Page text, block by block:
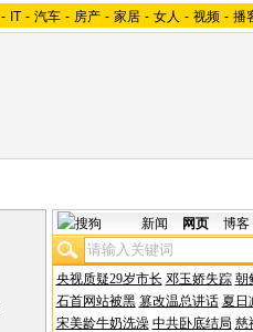
- IT - 汽车 - 房产 - 家居 - 女人 - 视频 - 播
新闻 网页 博客
央视质疑29岁市长 邓玉娇失踪 朝
石首网站被黑 篡改温总讲话 夏日
宋美龄牛奶洗澡 中共卧底结局 慈